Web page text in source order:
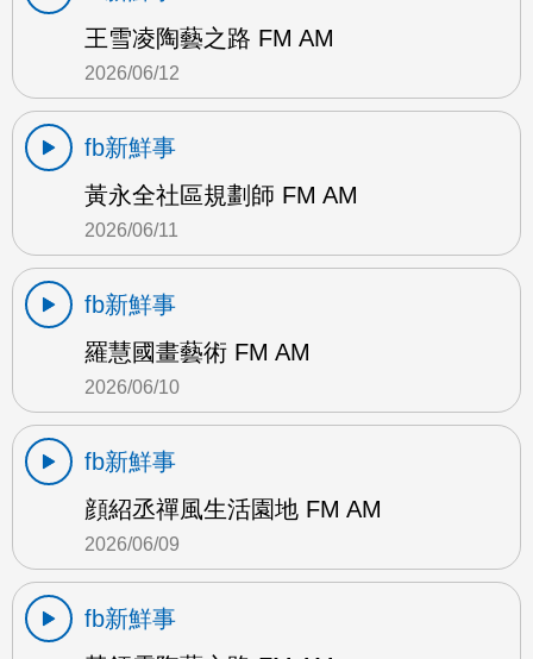
王雪凌陶藝之路 FM AM
2026/06/12
fb新鮮事
黃永全社區規劃師 FM AM
2026/06/11
fb新鮮事
羅慧國畫藝術 FM AM
2026/06/10
fb新鮮事
顔紹丞禪風生活園地 FM AM
2026/06/09
fb新鮮事